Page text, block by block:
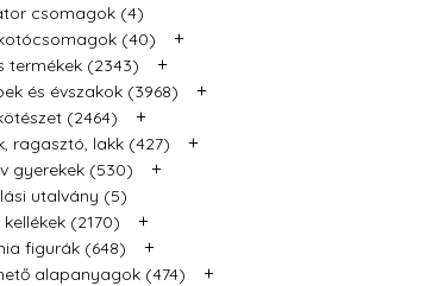
csomagok (4)
(40)
+
termékek (2343) +
és évszakok (3968) +
(2464) +
ragasztó, lakk (427) +
gyerekek (530) +
utalvány (5)
kellékek (2170)
+
figurák (648) +
alapanyagok (474) +